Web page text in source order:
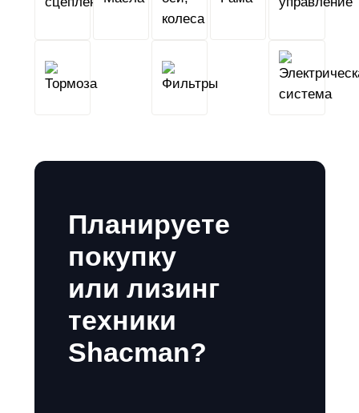
сцепление
Тормоза Фильтры
Планируете
покупку
или лизинг
техники
Shacman?